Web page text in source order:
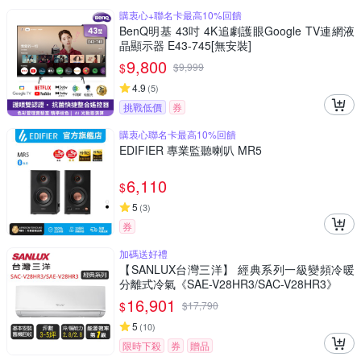
購衷心+聯名卡最高10%回饋
BenQ明基 43吋 4K追劇護眼Google TV連網液
晶顯示器 E43-745[無安裝]
$9,800 $9,999
4.9 (5)
挑戰低價
券
購衷心聯名卡最高10%回饋
EDIFIER 專業監聽喇叭 MR5
$6,110
5 (3)
券
加碼送好禮
【SANLUX台灣三洋】 經典系列一級變頻冷暖
分離式冷氣《SAE-V28HR3/SAC-V28HR3》
$16,901 $17,790
5 (10)
限時下殺 券 贈品